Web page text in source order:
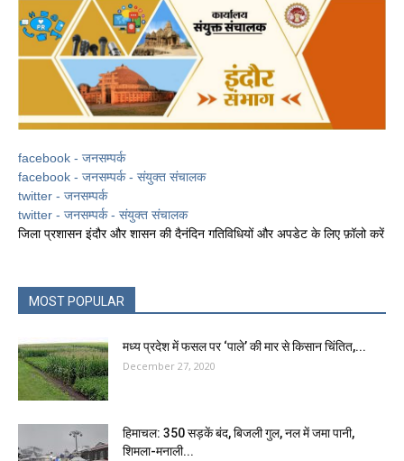
facebook - जनसम्पर्क
facebook - जनसम्पर्क - संयुक्त संचालक
twitter - जनसम्पर्क
twitter - जनसम्पर्क - संयुक्त संचालक
जिला प्रशासन इंदौर और शासन की दैनंदिन गतिविधियों और अपडेट के लिए फ़ॉलो करें
MOST POPULAR
मध्य प्रदेश में फसल पर ‘पाले’ की मार से किसान चिंतित,...
December 27, 2020
हिमाचल: 350 सड़कें बंद, बिजली गुल, नल में जमा पानी,
शिमला-मनाली...